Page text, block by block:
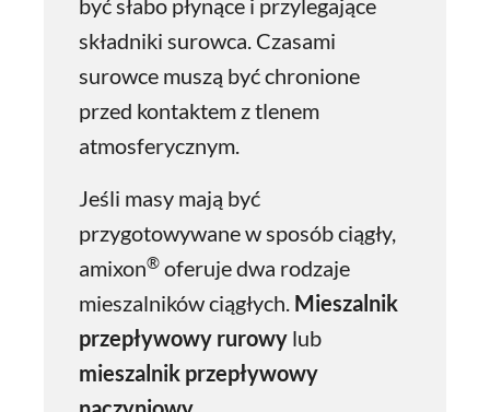
być słabo płynące i przylegające
składniki surowca. Czasami
surowce muszą być chronione
przed kontaktem z tlenem
atmosferycznym.
Jeśli masy mają być
przygotowywane w sposób ciągły,
amixon® oferuje dwa rodzaje
mieszalników ciągłych. Mieszalnik
przepływowy rurowy lub
mieszalnik przepływowy